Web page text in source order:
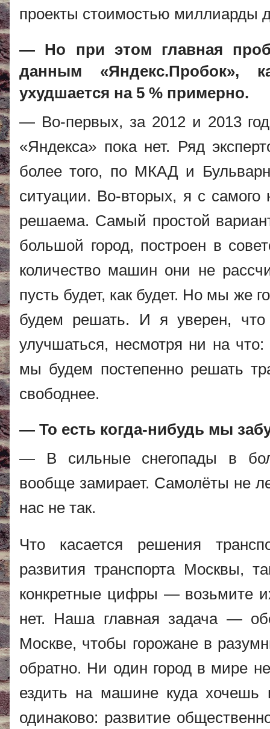
проекты стоимостью миллиарды
— Но при этом главная
данным «Яндекс.Пробок»,
ухудшается на 5 % примерно.
— Во-первых, за 2012 и 2013
«Яндекса» пока нет. Ряд
более того, по МКАД и
ситуации. Во-вторых, я с
решаема. Самый простой
большой город, построен в
количество машин они не
пусть будет, как будет. Но мы же
будем решать. И я уверен,
улучшаться, несмотря ни на
мы будем постепенно решать
свободнее.
— То есть когда-нибудь мы
— В сильные снегопады в
вообще замирает. Самолёты не
нас не так.
Что касается решения
развития транспорта Москвы,
конкретные цифры — возьмите
нет. Наша главная задача —
Москве, чтобы горожане в
обратно. Ни один город в мире
ездить на машине куда хочешь
одинаково: развитие